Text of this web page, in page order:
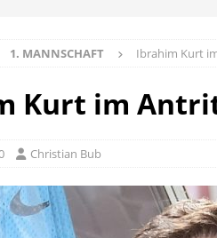
1. MANNSCHAFT Ibrahim Kurt
Kurt im
Christian Bub